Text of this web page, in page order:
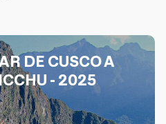
DE CUSCO A
- 2025